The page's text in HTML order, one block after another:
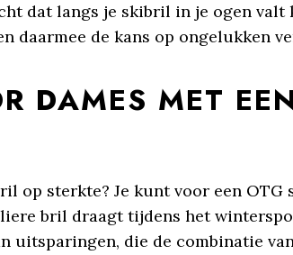
dat langs je skibril in je ogen valt
daarmee de kans op ongelukken
DAMES MET
op sterkte? Je kunt voor een OTG
bril draagt tijdens het
uitsparingen, die de combinatie